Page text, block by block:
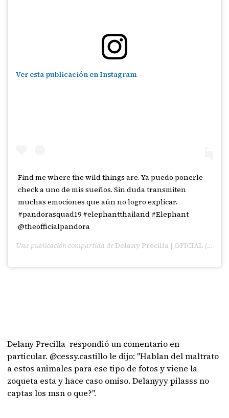
Ver esta publicación en Instagram
Find me where the wild things are. Ya puedo ponerle
check a uno de mis sueños. Sin duda transmiten
muchas emociones que aún no logro explicar.
#pandorasquad19 #elephantthailand #Elephant
@theofficialpandora
Una publicación compartida deDelany Precilla | OFICIAL (@delanyprecilla) el
Delany Precilla respondió un comentario en
particular. @cessy.castillo le dijo: "Hablan del maltrato
a estos animales para ese tipo de fotos y viene la
zoqueta esta y hace caso omiso. Delanyyy pilasss no
captas los msn o que?".